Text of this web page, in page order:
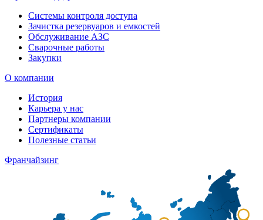
Системы контроля доступа
Зачистка резервуаров и емкостей
Обслуживание АЗС
Сварочные работы
Закупки
О компании
История
Карьера у нас
Партнеры компании
Сертификаты
Полезные статьи
Франчайзинг